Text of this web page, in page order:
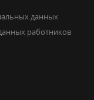
данных
работников